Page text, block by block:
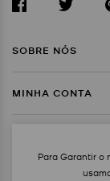
Para Garantir o
SOBRE NÓS
Trabalhe Conosco
MINHA CONTA
Rastreie Seu
MAPA DO SITE